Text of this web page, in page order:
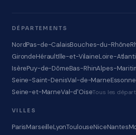
DÉPARTEMENTS
NordPas-de-CalaisBouches-du-Rhône
GirondeHéraultIlle-et-VilaineLoire-
IsèrePuy-de-DômeBas-RhinAlpes-
Seine-Saint-DenisVal-de-MarneEssonne
Seine-et-MarneVal-d'OiseTous les
VILLES
ParisMarseilleLyonToulouseNiceNantes